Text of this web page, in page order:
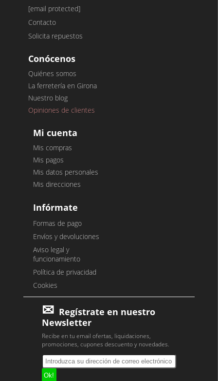
[email protected]
Contacto
Solicita repuestos
Conócenos
Quiénes somos
La ferretería en Girona
Nuestro blog
Opiniones de clientes
Mi cuenta
Mis compras
Mis pagos
Mis datos personales
Mis direcciones
Infórmate
Formas de pago
Envíos y devoluciones
Aviso legal y
funcionamiento
Política de privacidad
Cookies
Regístrate en nuestro
Newsletter
Recibe en tu email ofertas, liquidaciones,
promociones, cupones descuento y novedades.